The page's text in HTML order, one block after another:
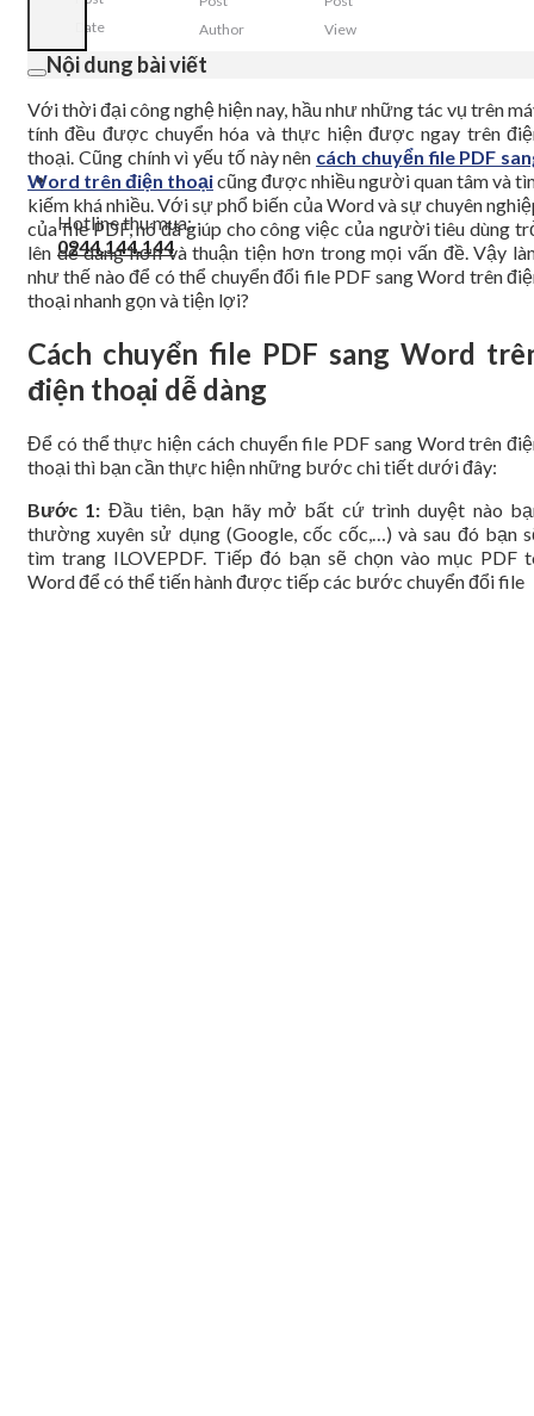
Hotline thu mua:
0944.144.144
Nội dung bài viết
Với thời đại công nghệ hiện nay, hầu như những tác vụ trên
tính đều được chuyển hóa và thực hiện được ngay trên
thoại. Cũng chính vì yếu tố này nên cách chuyển file PDF
Word trên điện thoạicũng được nhiều người quan tâm và
kiếm khá nhiều. Với sự phổ biến của Word và sự chuyên
của file PDF, nó đã giúp cho công việc của người tiêu dùng
lên dễ dàng hơn và thuận tiện hơn trong mọi vấn đề. Vậy
như thế nào để có thể chuyển đổi file PDF sang Word trên
thoại nhanh gọn và tiện lợi?
Cách chuyển file PDF sang Word
điện thoại dễ dàng
Để có thể thực hiện cách chuyển file PDF sang Word trên
thoại thì bạn cần thực hiện những bước chi tiết dưới đây:
Bước 1: Đầu tiên, bạn hãy mở bất cứ trình duyệt nào
thường xuyên sử dụng (Google, cốc cốc,…) và sau đó bạn
tìm trang ILOVEPDF. Tiếp đó bạn sẽ chọn vào mục PDF
Word để có thể tiến hành được tiếp các bước chuyển đổi file